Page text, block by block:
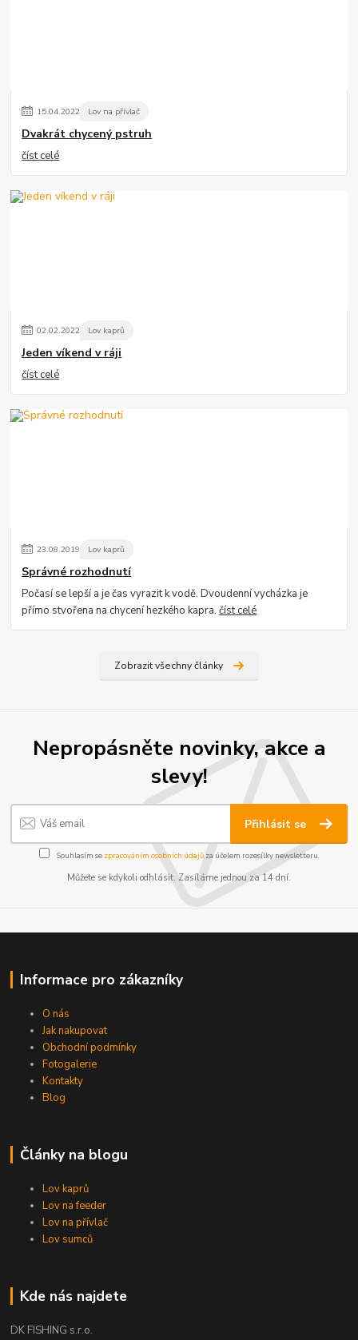
15.04.2022 Lov na přívlač
Dvakrát chycený pstruh
číst celé
02.02.2022 Lov kaprů
Jeden víkend v ráji
číst celé
23.08.2019 Lov kaprů
Správné rozhodnutí
Počasí se lepší a je čas vyrazit k vodě. Dvoudenní vycházka je
přímo stvořena na chycení hezkého kapra.číst celé
Zobrazit všechny články
Nepropásněte novinky, akce a
slevy!
Přihlásit se
Souhlasím se zpracováním osobních údajůza účelem rozesílky newsletteru.
Můžete se kdykoli odhlásit. Zasíláme jednou za 14 dní.
Informace pro zákazníky
O nás
Jak nakupovat
Obchodní podmínky
Fotogalerie
Kontakty
Blog
Články na blogu
Lov kaprů
Lov na feeder
Lov na přívlač
Lov sumců
Kde nás najdete
DK FISHING s.r.o.